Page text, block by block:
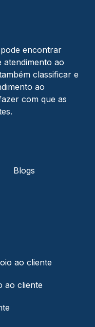
encontrar
ao
classificar e
ao
com que as
Blogs
ao cliente
ao cliente